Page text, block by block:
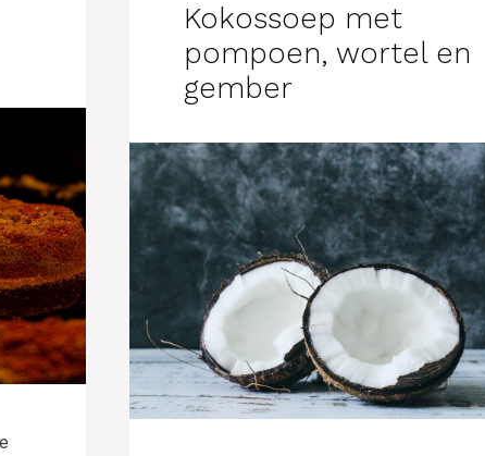
Kokossoep met
pompoen, wortel en
gember